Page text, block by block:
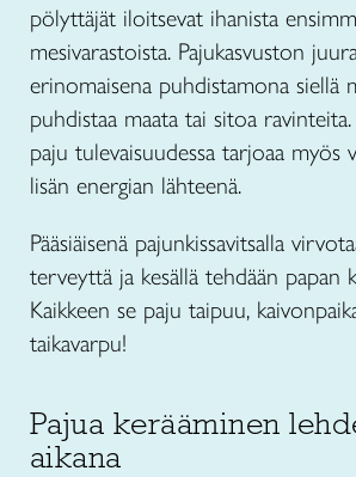
pölyttäjät iloitsevat ihanista
mesivarastoista. Pajukasvuston
erinomaisena puhdistamona siellä
puhdistaa maata tai sitoa ravinteita.
paju tulevaisuudessa tarjoaa myös
lisän energian lähteenä.
Pääsiäisenä pajunkissavitsalla
terveyttä ja kesällä tehdään papan
Kaikkeen se paju taipuu,
taikavarpu!
Pajua kerääminen
aikana